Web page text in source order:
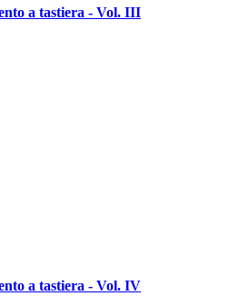
a tastiera - Vol. III
a tastiera - Vol. IV